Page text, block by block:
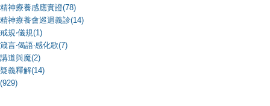
精神療養感應實證(78)
精神療養會巡迴義診(14)
戒規‧儀規(1)
箴言‧偈語‧感化歌(7)
講道與魔(2)
疑義釋解(14)
(929)